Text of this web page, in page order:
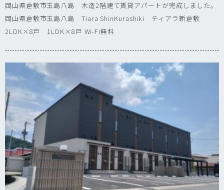
岡山県倉敷市玉島八島 木造2階建て賃貸アパートが完成しました。
岡山県倉敷市玉島八島 Tiara ShinKurashiki ティアラ新倉敷
2LDK×8戸 1LDK×8戸 Wi-Fi無料